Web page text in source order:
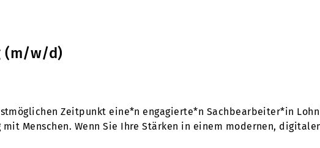
(m/w/d)
Zeitpunkt eine*n engagierte*n Sachbearbeiter*in
Menschen. Wenn Sie Ihre Stärken in einem modernen,